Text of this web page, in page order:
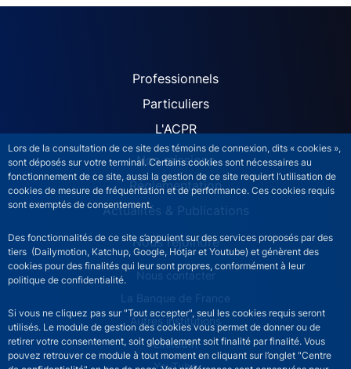
Lors de la consultation de ce site des témoins de connexion, dits « cookies »,
sont déposés sur votre terminal. Certains cookies sont nécessaires au
fonctionnement de ce site, aussi la gestion de ce site requiert l’utilisation de
cookies de mesure de fréquentation et de performance. Ces cookies requis
sont exemptés de consentement.
Des fonctionnalités de ce site s’appuient sur des services proposés par des
tiers (Dailymotion, Katchup, Google, Hotjar et Youtube) et génèrent des
cookies pour des finalités qui leur sont propres, conformément à leur
politique de confidentialité.
Si vous ne cliquez pas sur "Tout accepter", seul les cookies requis seront
utilisés. Le module de gestion des cookies vous permet de donner ou de
retirer votre consentement, soit globalement soit finalité par finalité. Vous
pouvez retrouver ce module à tout moment en cliquant sur l’onglet "Centre
ACPR site navigation
Professionnels
Particuliers
L'ACPR
Nos missions
Réglementation
Actualités & Publications
Nous rejoindre
ACPR footer secondary menu (French)
Nous contacter
La Banque de France
Autres institutions
LinkedIn
YouTube